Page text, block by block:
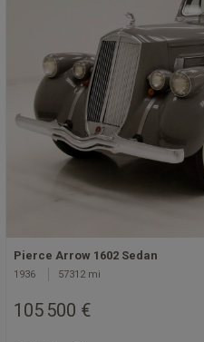
Pierce Arrow 1602 Sedan
1936 57312 mi
105 500 €